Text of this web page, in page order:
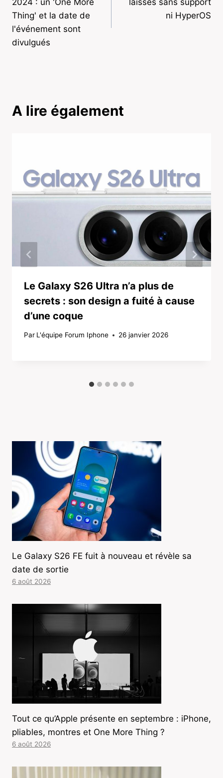
l’article
2024 : un 'One More
Thing' et la date de
l'événement sont
divulgués
laissés sans support
ni HyperOS
A lire également
Le Galaxy S26 Ultra n’a plus de
secrets : son design a fuité à cause
d’une coque
Par L'équipe Forum Iphone 26 janvier 2026
Le Galaxy S26 FE fuit à nouveau et révèle sa
date de sortie
6 août 2026
Tout ce qu’Apple présente en septembre : iPhone,
pliables, montres et One More Thing ?
6 août 2026